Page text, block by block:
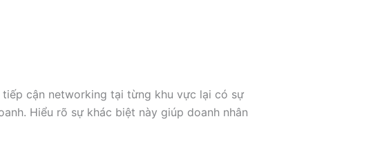
cận networking tại từng khu vực lại có sự
Hiểu rõ sự khác biệt này giúp doanh nhân